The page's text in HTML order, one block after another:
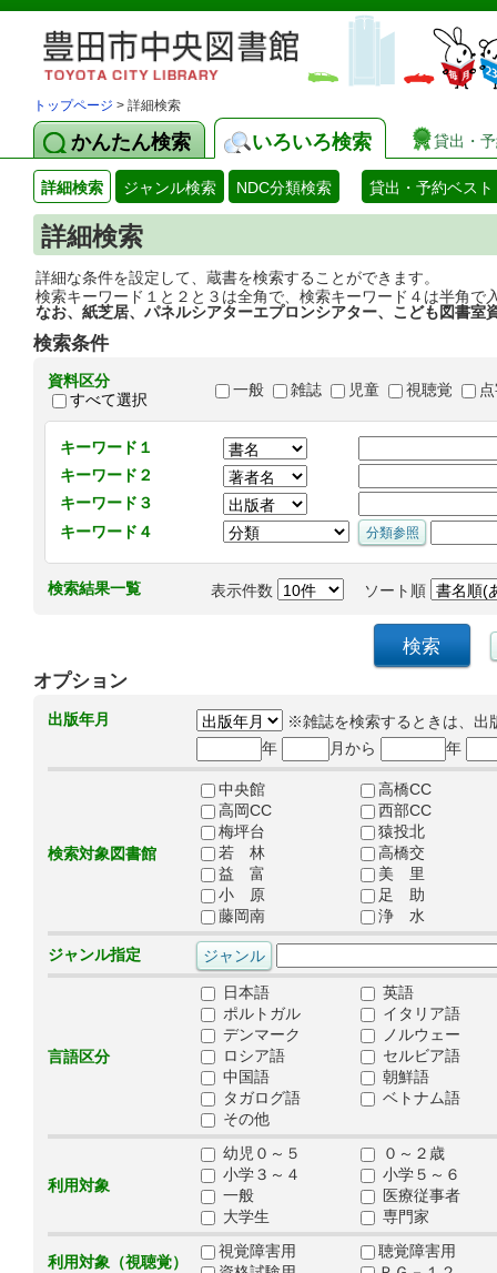
トップページ > 詳細検索
かんたん検索 いろいろ検索 貸出・
詳細検索 ジャンル検索 NDC分類検索 貸出・予約ベスト
詳細検索
詳細な条件を設定して、蔵書を検索することができます。
検索キーワード１と２と３は全角で、検索キーワード４は半角で
なお、紙芝居、パネルシアターエプロンシアター、こども図書室
検索条件
資料区分
すべて選択
一般 雑誌 児童 視聴覚
キーワード１
キーワード２
キーワード３
キーワード４
検索結果一覧 表示件数 ソート順
オプション
出版年月
※雑誌を検索するときは、出
年
月から 年
検索対象図書館
中央館
高橋CC
高岡CC
西部CC
梅坪台
猿投北
若 林
高橋交
益 富
美 里
小 原
足 助
藤岡南
浄 水
ジャンル指定
言語区分
日本語
英語
ポルトガル
イタリア語
デンマーク
ノルウェー
ロシア語
セルビア語
中国語
朝鮮語
タガログ語
ベトナム語
その他
利用対象
幼児０～５
０～２歳
小学３～４
小学５～６
一般
医療従事者
大学生
専門家
利用対象（視聴覚）
視覚障害用
聴覚障害用